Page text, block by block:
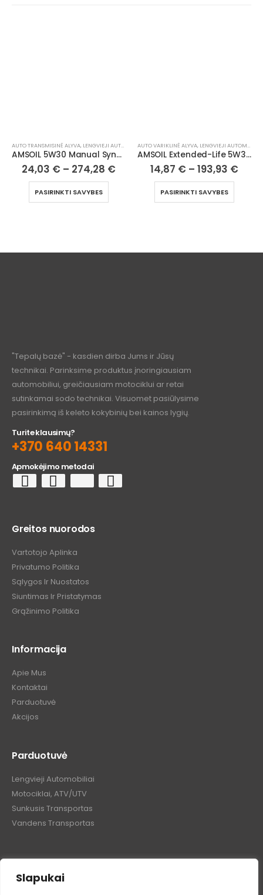
Slapukai
AUTO TRANSMISINĖ ALYVA, LENGVIEJI AUTOMOBILIAI
AMSOIL 5W30 Manual Synchromesh Transmission Fluid
24,03 € – 274,28 €
PASIRINKTI SAVYBES
AUTO VARIKLINĖ ALYVA, LENGVIEJI AUTOMOBILIAI
AMSOIL Extended-Life 5W30 100% Synthetic Motor Oil
14,87 € – 193,93 €
PASIRINKTI SAVYBES
"Tepalų bazė" - kasdien dirba Jums ir Jūsų
technikai. Parinksime produktus įnoringiausiam
automobiliui, greičiausiam motociklui ar retai
sutinkamai sodo technikai. Visuomet pasiūlysime
pasirinkimą iš keleto kokybinių bei kainos lygių.
Turite klausimų?
+370 640 14331
Apmokėjimo metodai
Greitos nuorodos
Vartotojo Aplinka
Privatumo Politika
Sąlygos Ir Nuostatos
Siuntimas Ir Pristatymas
Grąžinimo Politika
Informacija
Apie Mus
Kontaktai
Parduotuvė
Akcijos
Parduotuvė
Lengvieji Automobiliai
Motociklai, ATV/UTV
Sunkusis Transportas
Vandens Transportas